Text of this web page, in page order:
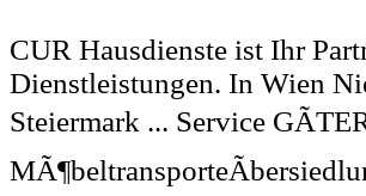
CUR Hausdienste ist Ihr
Dienstleistungen. In Wien
Steiermark ... Service